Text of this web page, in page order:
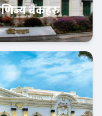
बैंकहरु